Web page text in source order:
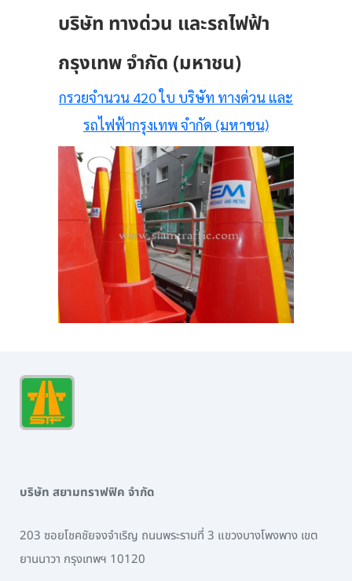
บริษัท ทางด่วน และรถไฟฟ้า
กรุงเทพ จำกัด (มหาชน)
กรวยจำนวน 420 ใบ บริษัท ทางด่วน และ
รถไฟฟ้ากรุงเทพ จำกัด (มหาชน)
บริษัท สยามทราฟฟิค จำกัด
203 ซอยโชคชัยจงจำเริญ ถนนพระรามที่ 3 แขวงบางโพงพาง เขต
ยานนาวา กรุงเทพฯ 10120